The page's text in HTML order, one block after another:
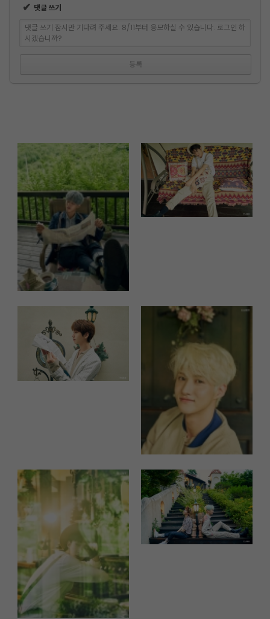
✔ 댓글 쓰기
댓글 쓰기 잠시만 기다려 주세요. 8/11부터 응모하실 수 있습니다. 로그인 하
시겠습니까?